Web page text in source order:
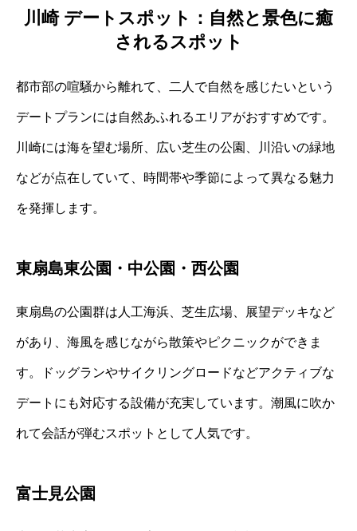
川崎 デートスポット：自然と景色に癒
されるスポット
都市部の喧騒から離れて、二人で自然を感じたいという
デートプランには自然あふれるエリアがおすすめです。
川崎には海を望む場所、広い芝生の公園、川沿いの緑地
などが点在していて、時間帯や季節によって異なる魅力
を発揮します。
東扇島東公園・中公園・西公園
東扇島の公園群は人工海浜、芝生広場、展望デッキなど
があり、海風を感じながら散策やピクニックができま
す。ドッグランやサイクリングロードなどアクティブな
デートにも対応する設備が充実しています。潮風に吹か
れて会話が弾むスポットとして人気です。
富士見公園